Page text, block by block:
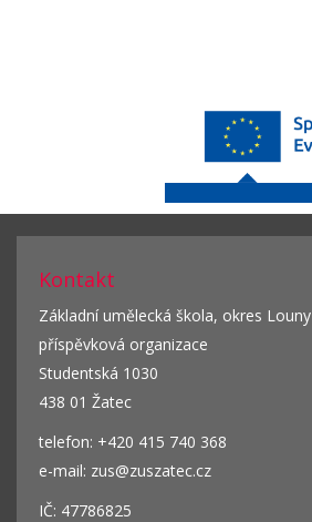
Kontakt
Základní umělecká škola, okres Louny
příspěvková organizace
Studentská 1030
438 01 Žatec
telefon: +420 415 740 368
e-mail: zus@zuszatec.cz
IČ: 47786825